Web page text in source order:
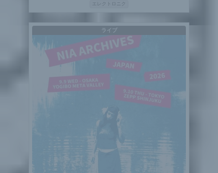
エレクトロニク
ライブ